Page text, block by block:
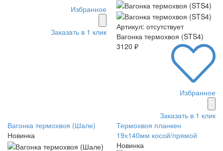
Избранное
Заказать в 1 клик
Артикул: отсутствует
Вагонка термохвоя (STS4)
3120 ₽
Избранное
Заказать в 1 клик
Вагонка термохвоя (Шале)
Новинка
Термохвоя планкен
19х140мм косой/прямой
Новинка